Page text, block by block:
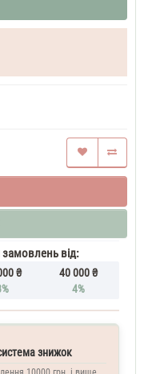
від:
₴
40 000 ₴
4%
знижок